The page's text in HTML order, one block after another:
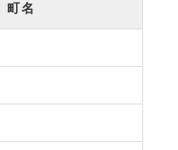
町名